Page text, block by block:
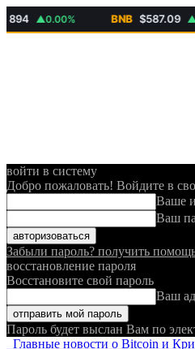
▲0.00% $587.09
войти в систему
Добро пожаловать! Войдите в
Ваше
Ваш
Забыли пароль? получить
восстановление пароля
Восстановите свой пароль
Ваш
Пароль будет выслан Вам по
Главные новости о Bitcoin и